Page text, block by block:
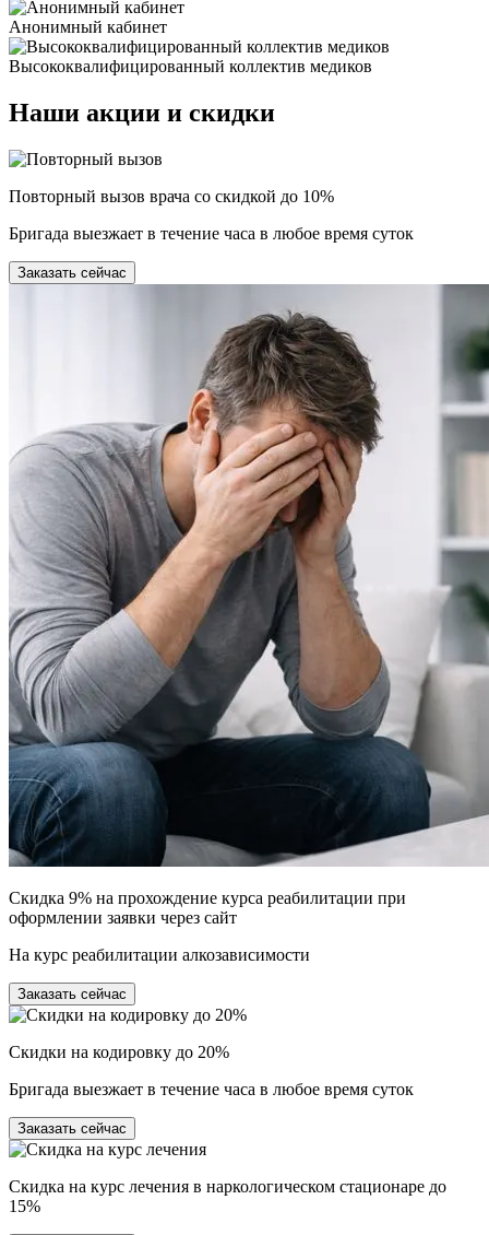
Анонимный кабинет
Высококвалифицированный коллектив медиков
Наши акции и скидки
Повторный вызов врача со скидкой до 10%
Бригада выезжает в течение часа в любое время суток
Заказать сейчас
Скидка 9% на прохождение курса реабилитации при
оформлении заявки через сайт
На курс реабилитации алкозависимости
Заказать сейчас
Скидки на кодировку до 20%
Бригада выезжает в течение часа в любое время суток
Заказать сейчас
Скидка на курс лечения в наркологическом стационаре до
15%